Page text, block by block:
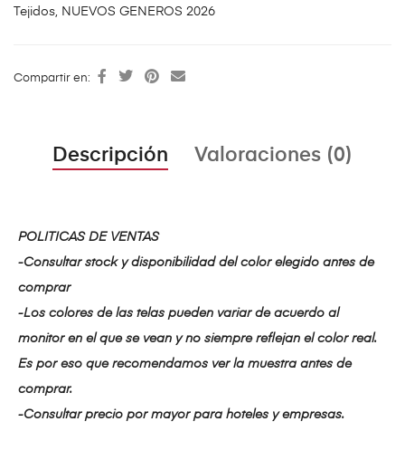
Tejidos NUEVOS GENEROS 2026
Compartir en:
Descripción Valoraciones (0)
POLITICAS DE VENTAS
-Consultar stock y disponibilidad del color elegido antes de
comprar
-Los colores de las telas pueden variar de acuerdo al
monitor en el que se vean y no siempre reflejan el color real.
Es por eso que recomendamos ver la muestra antes de
comprar.
-Consultar precio por mayor para hoteles y empresas.